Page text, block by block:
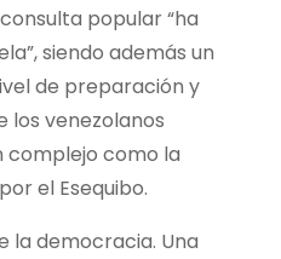
popular “ha
siendo además un
de preparación y
venezolanos
como la
el Esequibo.
la democracia. Una